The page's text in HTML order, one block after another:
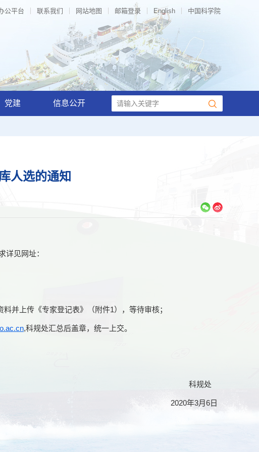
公平台 联系我们 网站地图 邮箱登录 English 中国科学院
党建 信息公开
人选的通知
详见网址：
料并上传《专家登记表》（附件1），等待审核；
,科规处汇总后盖章，统一上交。
科规处
2020年3月 6日